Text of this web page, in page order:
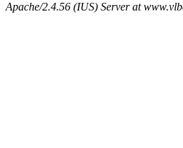
Apache/2.4.56 (IUS) Server at